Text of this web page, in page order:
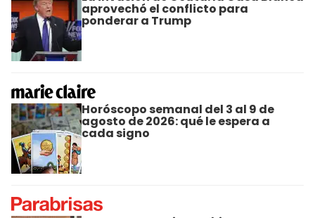
aprovechó el conflicto para
ponderar a Trump
Horóscopo semanal del 3 al 9 de
agosto de 2026: qué le espera a
cada signo